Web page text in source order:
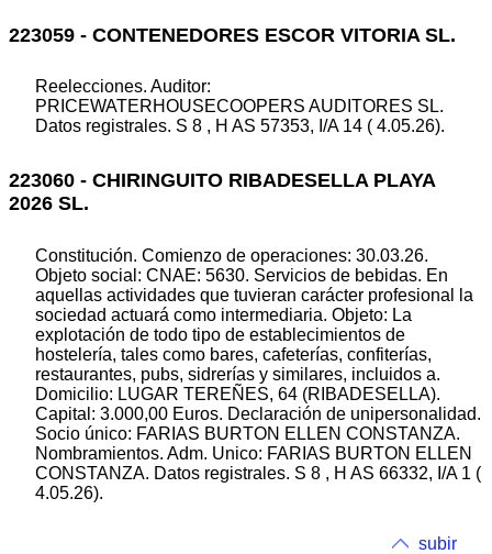
223059 - CONTENEDORES ESCOR VITORIA SL.
Reelecciones. Auditor:
PRICEWATERHOUSECOOPERS AUDITORES SL.
Datos registrales. S 8 , H AS 57353, I/A 14 ( 4.05.26).
223060 - CHIRINGUITO RIBADESELLA PLAYA
2026 SL.
Constitución. Comienzo de operaciones: 30.03.26.
Objeto social: CNAE: 5630. Servicios de bebidas. En
aquellas actividades que tuvieran carácter profesional la
sociedad actuará como intermediaria. Objeto: La
explotación de todo tipo de establecimientos de
hostelería, tales como bares, cafeterías, confiterías,
restaurantes, pubs, sidrerías y similares, incluidos a.
Domicilio: LUGAR TEREÑES, 64 (RIBADESELLA).
Capital: 3.000,00 Euros. Declaración de unipersonalidad.
Socio único: FARIAS BURTON ELLEN CONSTANZA.
Nombramientos. Adm. Unico: FARIAS BURTON ELLEN
CONSTANZA. Datos registrales. S 8 , H AS 66332, I/A 1 (
4.05.26).
subir